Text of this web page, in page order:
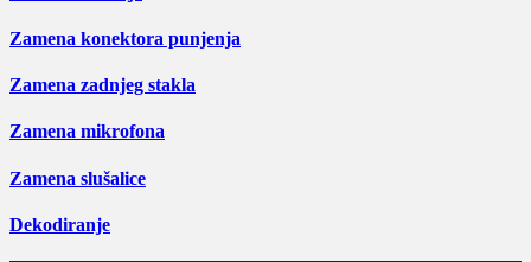
Zamena konektora punjenja
Zamena zadnjeg stakla
Zamena mikrofona
Zamena slušalice
Dekodiranje